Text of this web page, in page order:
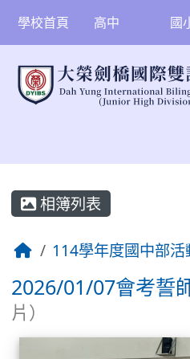
學校首頁 高中 國
相簿列表
114學年度國中部活
2026/01/07會考誓
片）
相簿列表